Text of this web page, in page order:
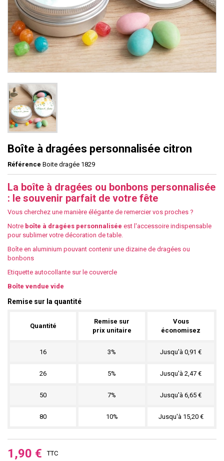
Boîte à dragées personnalisée citron
Référence Boite dragée 1829
La boîte à dragées ou bonbons personnalisée
: le souvenir parfait de votre fête
Vous cherchez une manière élégante de remercier vos proches ?
Notre boîte à dragées personnalisée est l'accessoire indispensable
pour sublimer votre décoration de table.
Boîte en aluminium pouvant contenir une dizaine de dragées ou
bonbons
Etiquette autocollante sur le couvercle
Boîte vendue vide
Remise sur la quantité
Quantité
Remise sur
prix unitaire
Vous
économisez
16 3% Jusqu'à 0,91 €
26 5% Jusqu'à 2,47 €
50 7% Jusqu'à 6,65 €
80 10% Jusqu'à 15,20 €
1,90 €
TTC